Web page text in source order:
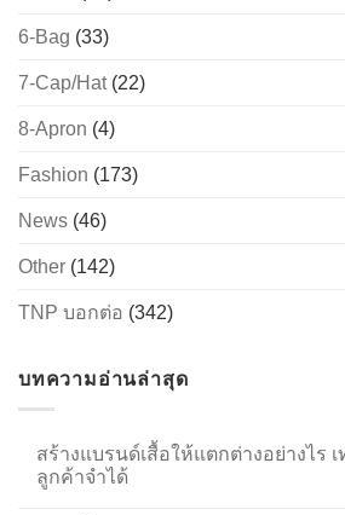
6-Bag (33)
7-Cap/Hat(22)
8-Apron (4)
Fashion (173)
News (46)
Other (142)
TNP บอกต่อ (342)
บทความอ่านล่าสุด
สร้างแบรนด์เสื้อให้แตกต่างอย่างไร
ลูกค้าจำได้